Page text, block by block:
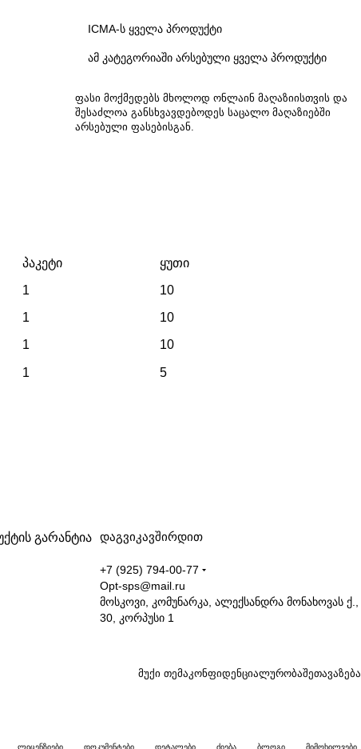
ICMA-ს ყველა პროდუქტი
ამ კატეგორიაში არსებული ყველა პროდუქტი
ფასი მოქმედებს მხოლოდ ონლაინ მაღაზიისთვის და
შესაძლოა განსხვავდებოდეს საცალო მაღაზიებში
არსებული ფასებისგან.
პაკეტი
ყუთი
1
10
1
10
1 10
1 5
გარანტია დაგვიკავშირდით
+7 (925) 794-00-77
Opt-sps@mail.ru
მოსკოვი, კომუნარკა, ალექსანდრა მონახოვას ქ.,
30, კორპუსი 1
მუქი თემაკონფიდენციალურობაშეთავაზება
ლიცენზიები დოკუმენტები დეტალები ძიება ბლოგი მიმოხილვები